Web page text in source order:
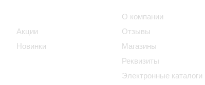
Акции
Новинки
О компании
Отзывы
Магазины
Реквизиты
Электронные каталоги